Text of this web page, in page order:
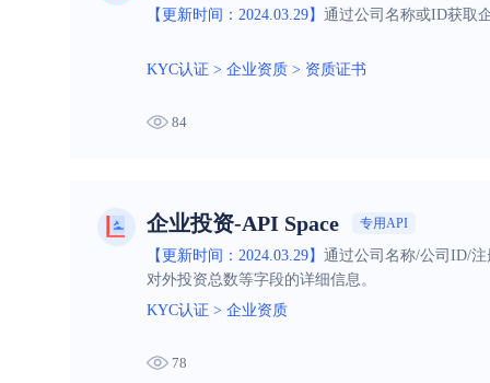
【更新时间：2024.03.29】 通过公司名称或ID获取
KYC认证 > 企业资质 > 资质证书
84
企业投资-API Space 专用API
【更新时间：2024.03.29】 通过公司名称/公司ID/
对外投资总数等字段的详细信息。
KYC认证 > 企业资质
78